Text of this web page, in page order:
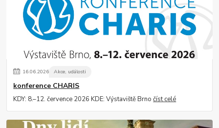
16.06.2026 Akce, události
konference CHARIS
KDY: 8.–12. července 2026 KDE: Výstaviště Brnočíst celé